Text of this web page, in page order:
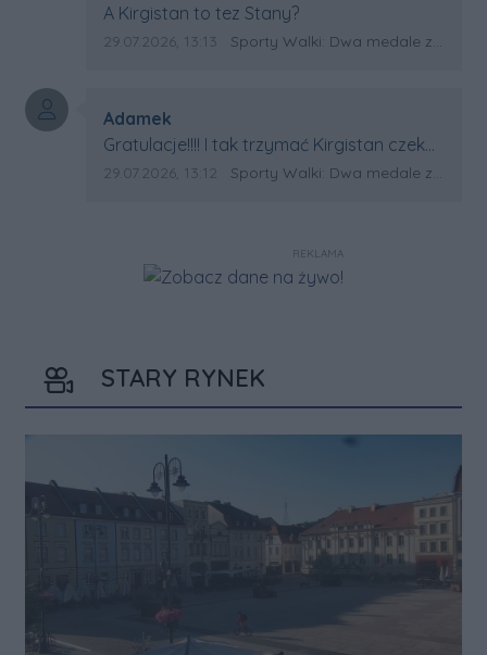
Treść komentarza:
A Kirgistan to tez Stany?
Data dodania komentarza:
29.07.2026, 13:13 Źródło komentarza:
Sporty Walki: Dwa medale za oceanem
Autor komentarza:
Adamek
Treść komentarza:
Gratulacje!!!! I tak trzymać Kirgistan czeka
na powtórkę z USA a może i złote medale.
Data dodania komentarza:
29.07.2026, 13:12 Źródło komentarza:
Sporty Walki: Dwa medale za oceanem
REKLAMA
STARY RYNEK